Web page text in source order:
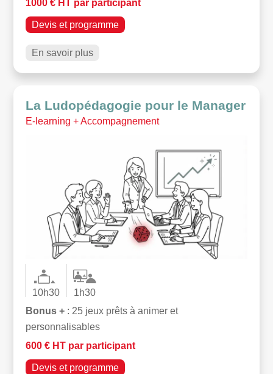
1000 € HT par participant
Devis et programme
En savoir plus
La Ludopédagogie pour le Manager
E-learning + Accompagnement
10h30
1h30
Bonus + : 25 jeux prêts à animer et
personnalisables
600 € HT par participant
Devis et programme